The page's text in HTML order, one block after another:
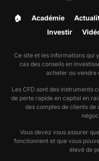
🏠︎ Académie
Investir
Ce site et les informations qui
cas des conseils en
acheter ou vendre
Les CFD sont des instruments
de perte rapide en capital en
des comptes de clients
Vous devez vous assurer
fonctionnent et que vous
élevé de